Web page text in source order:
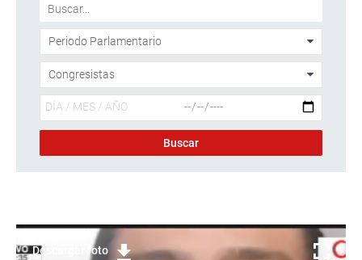
Descargar foto